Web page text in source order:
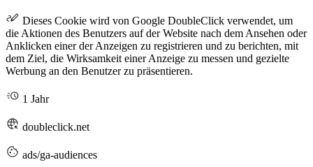
Dieses Cookie wird von Google DoubleClick verwendet, um
die Aktionen des Benutzers auf der Website nach dem Ansehen oder
Anklicken einer der Anzeigen zu registrieren und zu berichten, mit
dem Ziel, die Wirksamkeit einer Anzeige zu messen und gezielte
Werbung an den Benutzer zu präsentieren.
1 Jahr
doubleclick.net
ads/ga-audiences